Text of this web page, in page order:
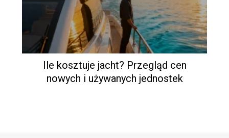
Ile kosztuje jacht? Przegląd cen
nowych i używanych jednostek